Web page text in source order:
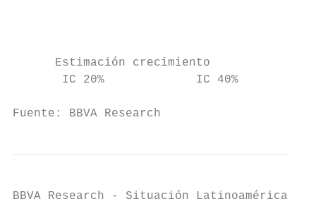
Estimación crecimiento
IC 20%             IC 40%
Fuente: BBVA Research
BBVA Research - Situación Latinoamérica